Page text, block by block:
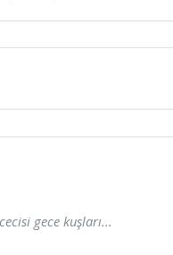
gece kuşları...